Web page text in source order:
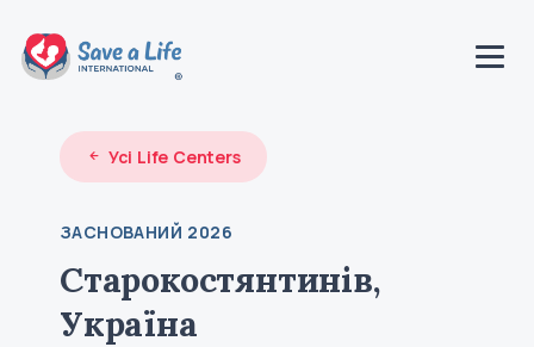
Усі Life Centers
ЗАСНОВАНИЙ 2026
Старокостянтинів,
Україна